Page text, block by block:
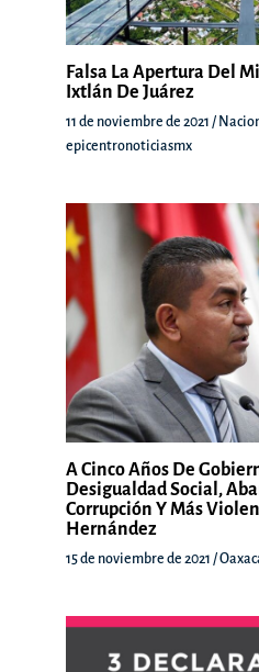
Falsa La Apertura Del
Ixtlán De Juárez
11 de noviembre de 2021 /
epicentronoticiasmx
A Cinco Años De
Desigualdad Social,
Corrupción Y Más
Hernández
15 de noviembre de 2021 /